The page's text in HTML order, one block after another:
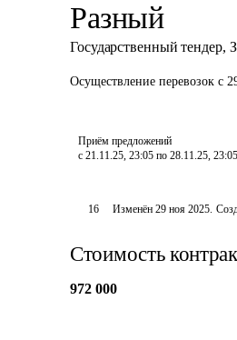
Разный
Государственный тендер,
Осуществление перевозок с
Приём предложений
с 21.11.25, 23:05 по 28.11.25, 23:05
16 Изменён29 ноя 2025.
Стоимость
972 000